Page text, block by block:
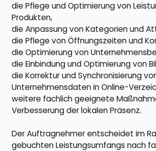
die Pflege und Optimierung von
Produkten,
die Anpassung von Kategorien und
die Pflege von Öffnungszeiten und
die Optimierung von
die Einbindung und Optimierung von
die Korrektur und Synchronisierung
Unternehmensdaten in Online-
weitere fachlich geeignete
Verbesserung der lokalen Präsenz.
Der Auftragnehmer entscheidet im
gebuchten Leistungsumfangs nach